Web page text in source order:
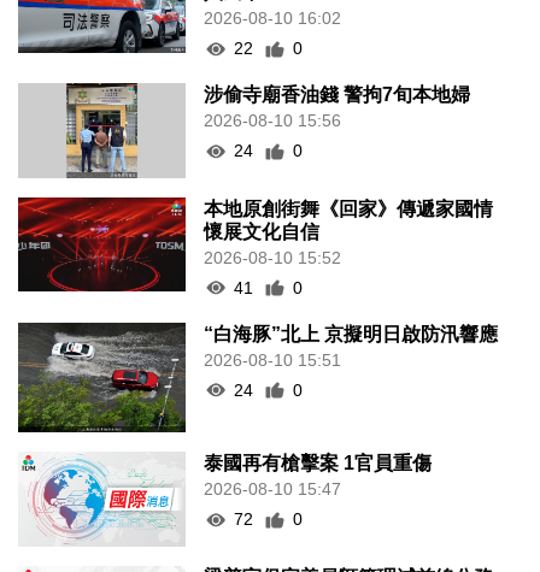
2026-08-10 16:02
22
0
涉偷寺廟香油錢 警拘7旬本地婦
2026-08-10 15:56
24
0
本地原創街舞《回家》傳遞家國情
懷展文化自信
2026-08-10 15:52
41
0
“白海豚”北上 京擬明日啟防汛響應
2026-08-10 15:51
24
0
泰國再有槍擊案 1官員重傷
2026-08-10 15:47
72
0